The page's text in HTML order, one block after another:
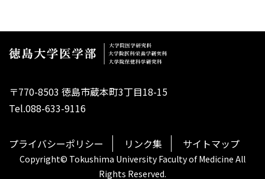
〒770-8503 徳島市蔵本町3丁目18-15
Tel.088-633-9116
プライバシーポリシー リンク集 サイトマップ
Copyright© Tokushima University Faculty of Medicine All
Rights Reserved.